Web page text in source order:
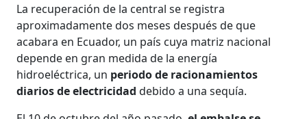
La recuperación de la central se registra
aproximadamente dos meses después de que
acabara en Ecuador, un país cuya matriz nacional
depende en gran medida de la energía
hidroeléctrica, un periodo de racionamientos
diarios de electricidaddebido a una sequía.